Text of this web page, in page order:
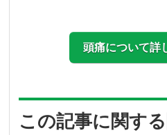
頭痛について詳
この記事に関す